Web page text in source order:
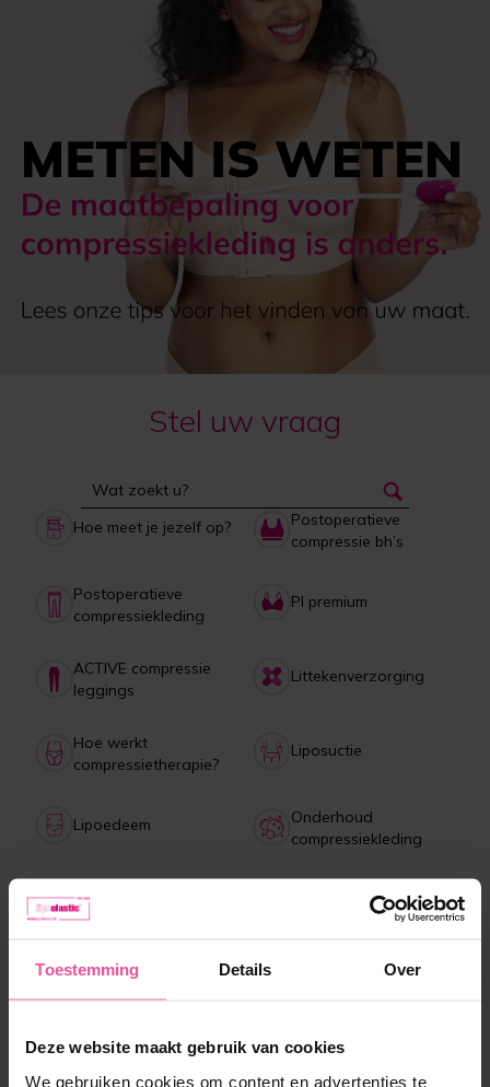
Toestemming Details Over
Deze website maakt gebruik van cookies
We gebruiken cookies om content en advertenties te
Stel uw vraag
Hoe meet je jezelf op?
Postoperatieve
compressie bh’s
Postoperatieve
compressiekleding
PI premium
ACTIVE compressie
leggings
Littekenverzorging
Hoe werkt
compressietherapie?
Liposuctie
Lipoedeem
Onderhoud
compressiekleding
Collagen drank
Betaling, levering,
retourneren, klachten
Meest verkochte producten